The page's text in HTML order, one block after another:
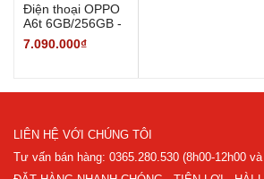
Điện thoại OPPO
A6t 6GB/256GB -
Hàng Chính Hãng
7.090.000₫
LIÊN HỆ VỚI CHÚNG TÔI
Tư vấn bán hàng: 0365.280.530 (8h00-12h00